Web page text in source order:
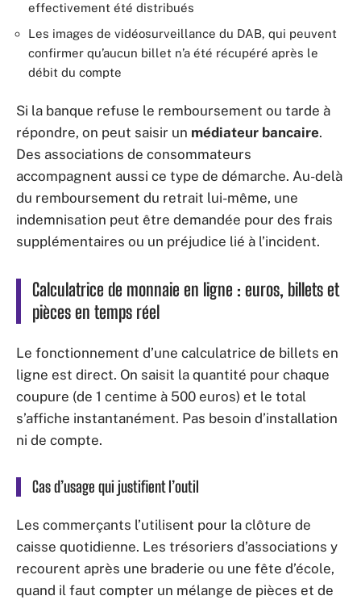
effectivement été distribués
Les images de vidéosurveillance du DAB, qui peuvent
confirmer qu’aucun billet n’a été récupéré après le
débit du compte
Si la banque refuse le remboursement ou tarde à
répondre, on peut saisir un médiateur bancaire.
Des associations de consommateurs
accompagnent aussi ce type de démarche. Au-delà
du remboursement du retrait lui-même, une
indemnisation peut être demandée pour des frais
supplémentaires ou un préjudice lié à l’incident.
Calculatrice de monnaie en ligne : euros, billets et
pièces en temps réel
Le fonctionnement d’une calculatrice de billets en
ligne est direct. On saisit la quantité pour chaque
coupure (de 1 centime à 500 euros) et le total
s’affiche instantanément. Pas besoin d’installation
ni de compte.
Cas d’usage qui justifient l’outil
Les commerçants l’utilisent pour la clôture de
caisse quotidienne. Les trésoriers d’associations y
recourent après une braderie ou une fête d’école,
quand il faut compter un mélange de pièces et de